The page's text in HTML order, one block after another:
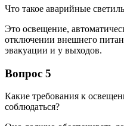
Что такое аварийные
Это освещение,
отключении внешнего
эвакуации и у выходов.
Вопрос 5
Какие требования к
соблюдаться?